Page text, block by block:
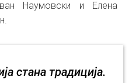
Наумовски и Елена
стана традиција.